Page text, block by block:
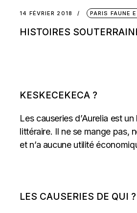
14 FÉVRIER 2018 PARIS FAUNE
HISTOIRES
KESKECEKECA ?
Les causeries d’Aurelia est
littéraire. Il ne se mange pas,
et n’a aucune utilité
LES CAUSERIES DE QUI ?